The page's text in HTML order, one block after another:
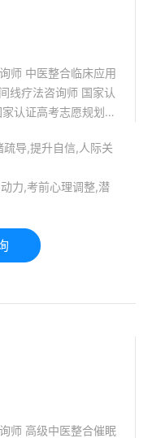
累计个案咨询一万多
师 中医整合临床应用
线疗法咨询师 国家认
认证高考志愿规划师
情绪处理；失眠、压
、内动力不足）、考
导,提升自信,人际关
力,考前心理调整,潜
师 高级中医整合催眠